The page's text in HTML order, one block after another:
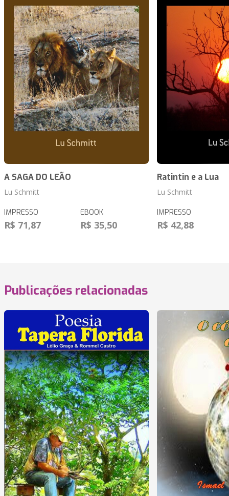
A SAGA DO LEÃO
Lu Schmitt
IMPRESSO
R$ 71,87
EBOOK
R$ 35,50
Ratintin e a Lua
Lu Schmitt
IMPRESSO
R$ 42,88
Publicações relacionadas